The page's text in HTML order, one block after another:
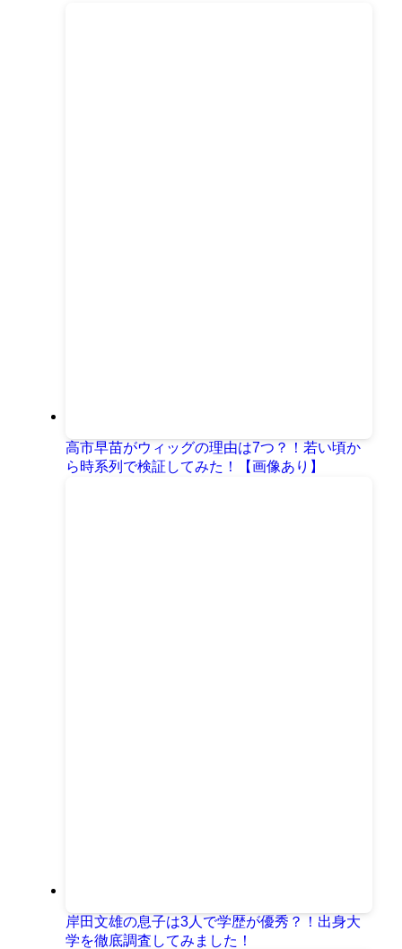
高市早苗がウィッグの理由は7つ？！若い頃か
ら時系列で検証してみた！【画像あり】
岸田文雄の息子は3人で学歴が優秀？！出身大
学を徹底調査してみました！